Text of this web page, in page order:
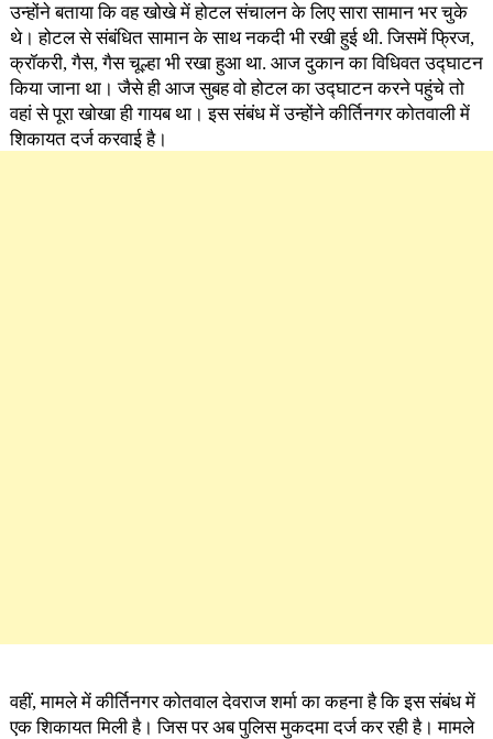
उन्होंने बताया कि वह खोखे में होटल संचालन के लिए सारा सामान भर चुके
थे। होटल से संबंधित सामान के साथ नकदी भी रखी हुई थी. जिसमें फ्रिज,
क्रॉकरी, गैस, गैस चूल्हा भी रखा हुआ था. आज दुकान का विधिवत उद्घाटन
किया जाना था। जैसे ही आज सुबह वो होटल का उद्घाटन करने पहुंचे तो
वहां से पूरा खोखा ही गायब था। इस संबंध में उन्होंने कीर्तिनगर कोतवाली में
शिकायत दर्ज करवाई है।
वहीं, मामले में कीर्तिनगर कोतवाल देवराज शर्मा का कहना है कि इस संबंध में
एक शिकायत मिली है। जिस पर अब पुलिस मुकदमा दर्ज कर रही है। मामले